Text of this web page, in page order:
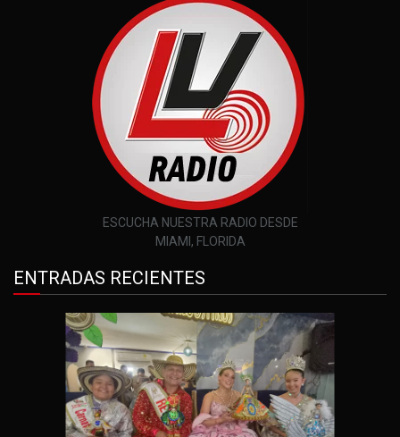
ESCUCHA NUESTRA RADIO DESDE
MIAMI, FLORIDA
ENTRADAS RECIENTES